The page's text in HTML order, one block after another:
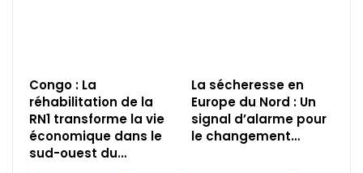
Congo : La
réhabilitation de la
RN1 transforme la vie
économique dans le
sud-ouest du…
La sécheresse en
Europe du Nord : Un
signal d’alarme pour
le changement…